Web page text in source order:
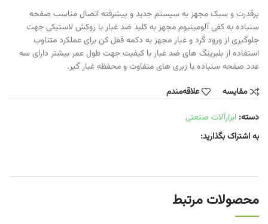
پرقدرت و سبک مجهز به سیستم جدید و پیشرفته اتصال مناسب صفحه
سنباده به کفی آلومینیوم مجهز به کلید ضد غبار با روکش لاستیکی جهت
جلوگیری از ورود گرد و غبار مجهز به دکمه قفل کن برای عملکرد متناوب
استفاده از بلبرینگ های ضد غبار با کیفیت جهت طول عمر بیشتر دارای سه
عدد صفحه سنباده با زبری های متفاوت و محفظه غبار گیر.
مقایسه
علاقه‌مندم
دسته: ابزارآلات صنعتی
به اشتراک بگذارید:
محصولات مرتبط